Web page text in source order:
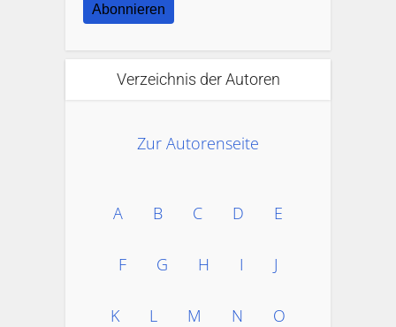
Abonnieren
Verzeichnis der Autoren
Zur Autorenseite
A B C D E
F G H I J
K L M N O